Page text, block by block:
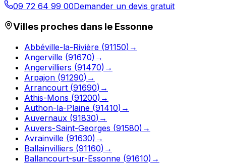
09 72 64 99 00Demander un devis gratuit
Villes proches dans le Essonne
Abbéville-la-Rivière (91150) →
Angerville (91670) →
Angervilliers (91470) →
Arpajon (91290) →
Arrancourt (91690) →
Athis-Mons (91200) →
Authon-la-Plaine (91410) →
Auvernaux (91830) →
Auvers-Saint-Georges (91580) →
Avrainville (91630) →
Ballainvilliers (91160) →
Ballancourt-sur-Essonne (91610) →